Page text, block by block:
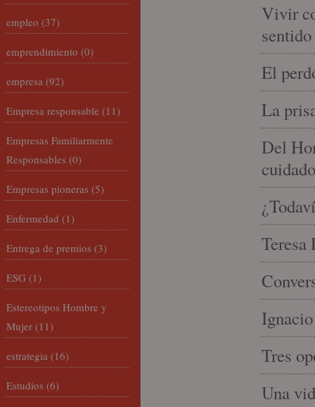
Vivir
El
La
Del
cuidado
Teresa
Tres
Una
empleo (37)
emprendimiento (0)
empresa (92)
Empresa responsable (11)
Empresas Familiarmente
Responsables (0)
Empresas pioneras (5)
Enfermedad (1)
Entrega de premios (3)
ESG (1)
Estereotipos Hombre y
Mujer (11)
estrategia (16)
Estudios (6)